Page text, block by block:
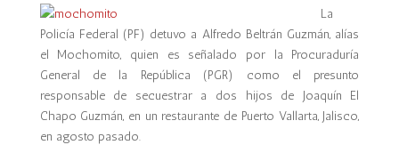
La
Policía Federal (PF) detuvo a Alfredo Beltrán Guzmán, alías
el Mochomito, quien es señalado por la Procuraduría
General de la República (PGR) como el presunto
responsable de secuestrar a dos hijos de Joaquín El
Chapo Guzmán, en un restaurante de Puerto Vallarta, Jalisco,
en agosto pasado.